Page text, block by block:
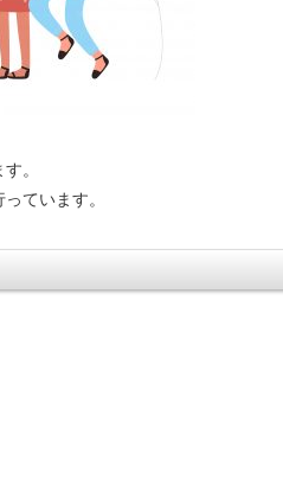
。
ています。